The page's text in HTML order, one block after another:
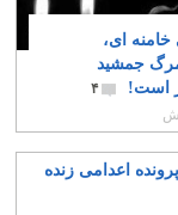
ای،
جمشید
است!
۴
اعدامی زنده